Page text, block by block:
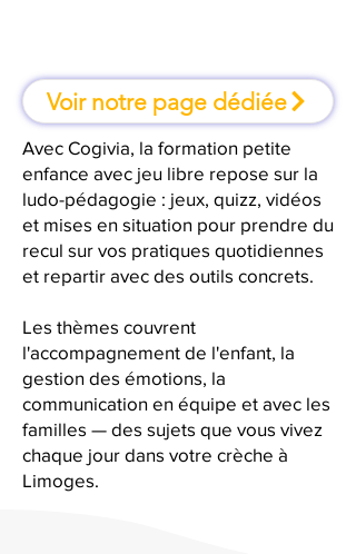
Voir notre page dédiée
Avec Cogivia, la formation petite
enfance avec jeu libre repose sur la
ludo-pédagogie : jeux, quizz, vidéos
et mises en situation pour prendre du
recul sur vos pratiques quotidiennes
et repartir avec des outils concrets.
Les thèmes couvrent
l'accompagnement de l'enfant, la
gestion des émotions, la
communication en équipe et avec les
familles — des sujets que vous vivez
chaque jour dans votre crèche à
Limoges.